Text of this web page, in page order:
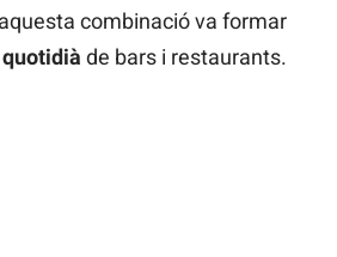
combinació va formar
de bars i restaurants.